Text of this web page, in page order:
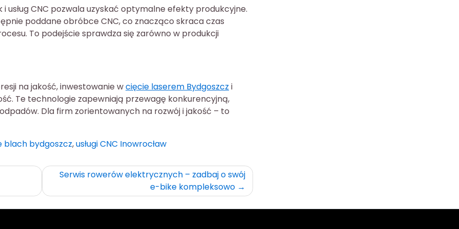
usług CNC pozwala uzyskać optymalne efekty produkcyjne.
poddane obróbce CNC, co znacząco skraca czas
To podejście sprawdza się zarówno w produkcji
na jakość, inwestowanie wcięcie laserem Bydgoszcz i
Te technologie zapewniają przewagę konkurencyjną,
Dla firm zorientowanych na rozwój i jakość – to
blach bydgoszcz,usługi CNC Inowrocław
Serwis rowerów elektrycznych – zadbaj o swój
e-bike kompleksowo